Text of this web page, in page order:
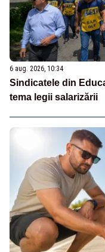
6 aug. 2026, 10:34
Sindicatele din
tema legii salarizării